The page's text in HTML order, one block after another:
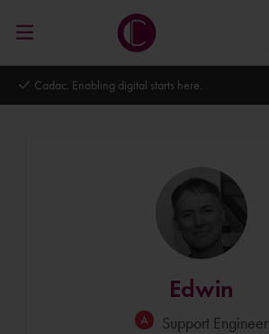
Autodesk Platinum Partner
Edwin
Support Engineer